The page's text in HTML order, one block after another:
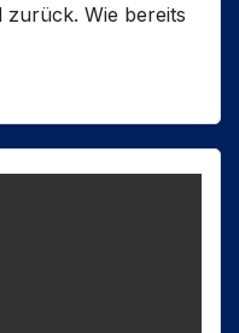
zurück. Wie bereits